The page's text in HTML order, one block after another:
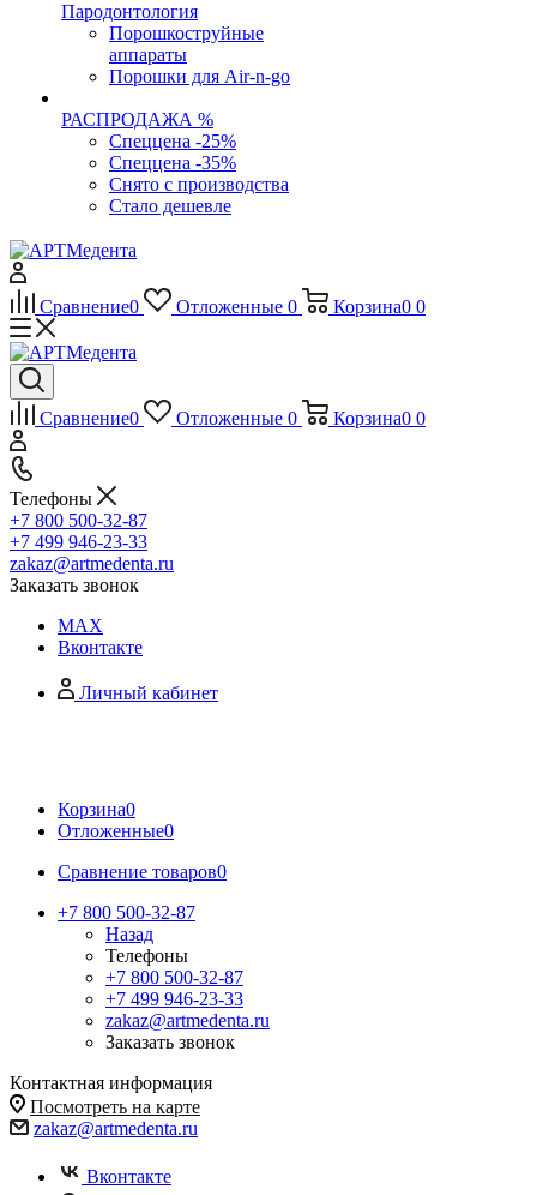
Пародонтология
Порошкоструйные
аппараты
Порошки для Air-n-go
РАСПРОДАЖА %
Спеццена -25%
Спеццена -35%
Снято с производства
Стало дешевле
Сравнение0 Отложенные 0 Корзина0 0
Сравнение0 Отложенные 0 Корзина0 0
Телефоны
+7 800 500-32-87
+7 499 946-23-33
zakaz@artmedenta.ru
Заказать звонок
MAX
Вконтакте
Личный кабинет
Корзина0
Отложенные0
Сравнение товаров0
+7 800 500-32-87
Назад
Телефоны
+7 800 500-32-87
+7 499 946-23-33
zakaz@artmedenta.ru
Заказать звонок
Контактная информация
Посмотреть на карте
zakaz@artmedenta.ru
Вконтакте